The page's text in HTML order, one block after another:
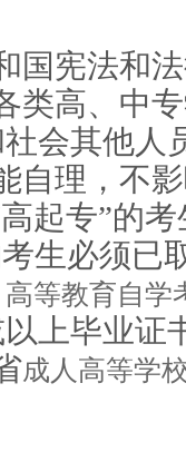
国宪法和
类高、中
会其他人
自理，不
起专”的
生必须已
高等教育自学
上毕业证
成人高等学